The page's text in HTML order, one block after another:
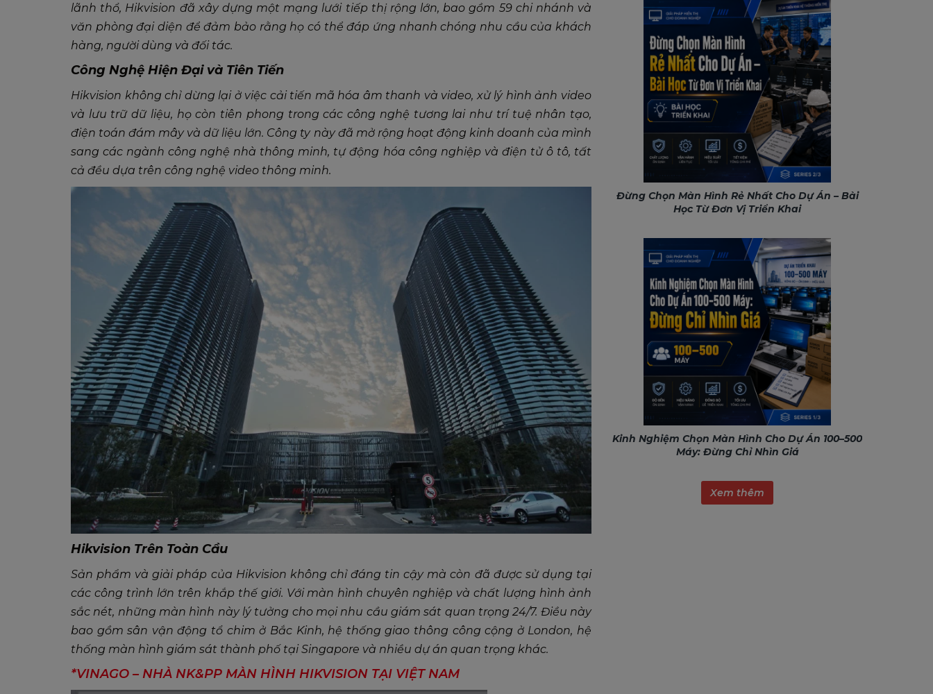
lãnh thổ, Hikvision đã xây dựng một mạng lưới tiếp thị rộng lớn, bao gồm 59 chi nhánh và
văn phòng đại diện để đảm bảo rằng họ có thể đáp ứng nhanh chóng nhu cầu của khách
hàng, người dùng và đối tác.
Công Nghệ Hiện Đại và Tiên Tiến
Hikvision không chỉ dừng lại ở việc cải tiến mã hóa âm thanh và video, xử lý hình ảnh video
và lưu trữ dữ liệu, họ còn tiên phong trong các công nghệ tương lai như trí tuệ nhân tạo,
điện toán đám mây và dữ liệu lớn. Công ty này đã mở rộng hoạt động kinh doanh của mình
sang các ngành công nghệ nhà thông minh, tự động hóa công nghiệp và điện tử ô tô, tất
cả đều dựa trên công nghệ video thông minh.
Hikvision Trên Toàn Cầu
Sản phẩm và giải pháp của Hikvision không chỉ đáng tin cậy mà còn đã được sử dụng tại
các công trình lớn trên khắp thế giới. Với màn hình chuyên nghiệp và chất lượng hình ảnh
sắc nét, những màn hình này lý tưởng cho mọi nhu cầu giám sát quan trọng 24/7. Điều này
bao gồm sân vận động tổ chim ở Bắc Kinh, hệ thống giao thông công cộng ở London, hệ
thống màn hình giám sát thành phố tại Singapore và nhiều dự án quan trọng khác.
*VINAGO – NHÀ NK&PP MÀN HÌNH HIKVISION TẠI VIỆT NAM
Đừng Chọn Màn Hình Rẻ Nhất Cho Dự Án – Bài
Học Từ Đơn Vị Triển Khai
Kinh Nghiệm Chọn Màn Hình Cho Dự Án 100–500
Máy: Đừng Chỉ Nhìn Giá
Xem thêm